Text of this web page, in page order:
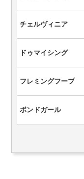
チェルヴィニア
ドゥマイシング
フレミングフープ
ボンドガール